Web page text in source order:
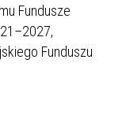
Fundusze
Funduszu